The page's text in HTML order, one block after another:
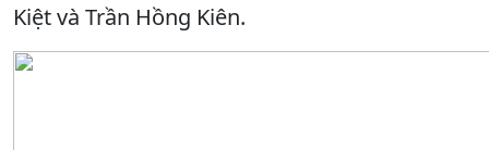
Kiệt và Trần Hồng Kiên.